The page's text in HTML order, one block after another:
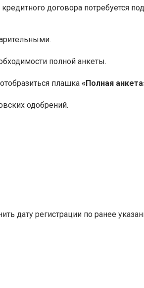
договора потребуется
полной анкеты.
плашка «Полная
одобрений.
дату регистрации по ранее